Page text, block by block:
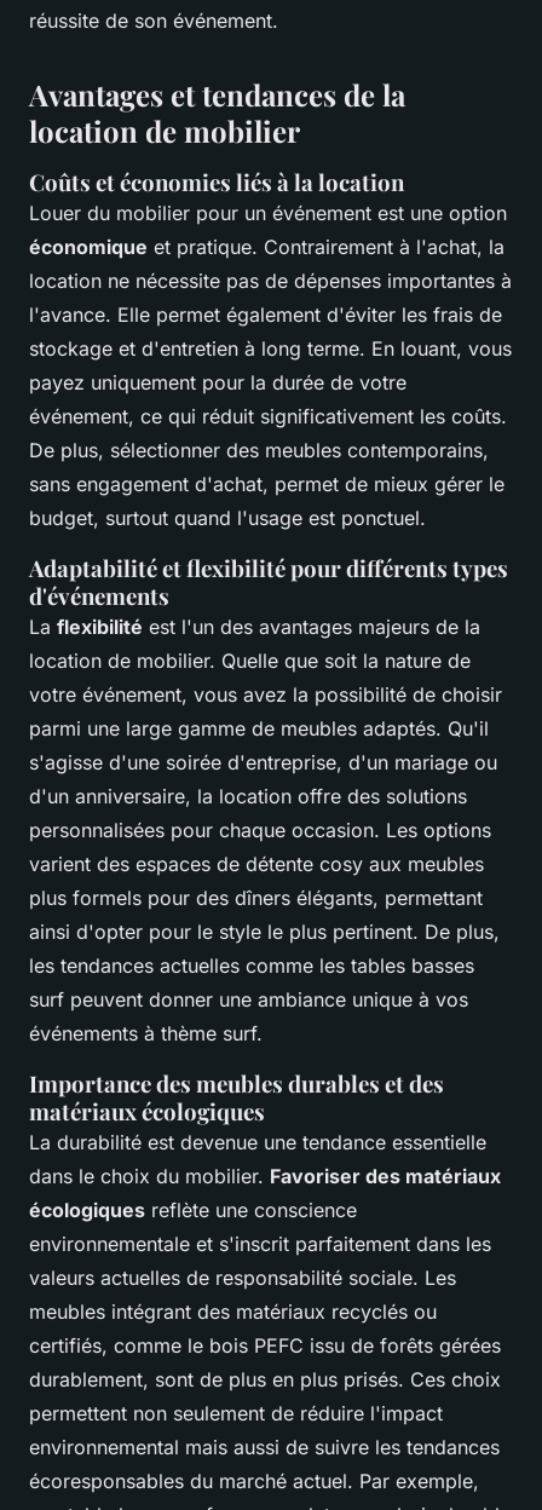
réussite de son événement.
Avantages et tendances de la
location de mobilier
Coûts et économies liés à la location
Louer du mobilier pour un événement est une option
économique et pratique. Contrairement à l'achat, la
location ne nécessite pas de dépenses importantes à
l'avance. Elle permet également d'éviter les frais de
stockage et d'entretien à long terme. En louant, vous
payez uniquement pour la durée de votre
événement, ce qui réduit significativement les coûts.
De plus, sélectionner des meubles contemporains,
sans engagement d'achat, permet de mieux gérer le
budget, surtout quand l'usage est ponctuel.
Adaptabilité et flexibilité pour différents types
d'événements
La flexibilité est l'un des avantages majeurs de la
location de mobilier. Quelle que soit la nature de
votre événement, vous avez la possibilité de choisir
parmi une large gamme de meubles adaptés. Qu'il
s'agisse d'une soirée d'entreprise, d'un mariage ou
d'un anniversaire, la location offre des solutions
personnalisées pour chaque occasion. Les options
varient des espaces de détente cosy aux meubles
plus formels pour des dîners élégants, permettant
ainsi d'opter pour le style le plus pertinent. De plus,
les tendances actuelles comme les tables basses
surf peuvent donner une ambiance unique à vos
événements à thème surf.
Importance des meubles durables et des
matériaux écologiques
La durabilité est devenue une tendance essentielle
dans le choix du mobilier. Favoriser des matériaux
écologiques reflète une conscience
environnementale et s'inscrit parfaitement dans les
valeurs actuelles de responsabilité sociale. Les
meubles intégrant des matériaux recyclés ou
certifiés, comme le bois PEFC issu de forêts gérées
durablement, sont de plus en plus prisés. Ces choix
permettent non seulement de réduire l'impact
environnemental mais aussi de suivre les tendances
écoresponsables du marché actuel. Par exemple,